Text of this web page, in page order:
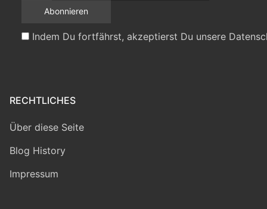
Indem Du fortfährst, akzeptierst Du unsere
RECHTLICHES
Über diese Seite
Blog History
Impressum